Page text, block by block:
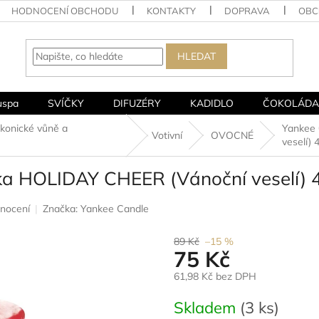
HODNOCENÍ OBCHODU KONTAKTY DOPRAVA
HLEDAT
SVÍČKY DIFUZÉRY KADIDLO ČOKOLÁDA
vůně a
Votivní OVOCNÉ
Yankee
veselí)
HOLIDAY CHEER (Vánoční veselí)
Značka: Yankee Candle
89 Kč –15 %
75 Kč
61,98 Kč bez DPH
cena:
Skladem (3 ks)